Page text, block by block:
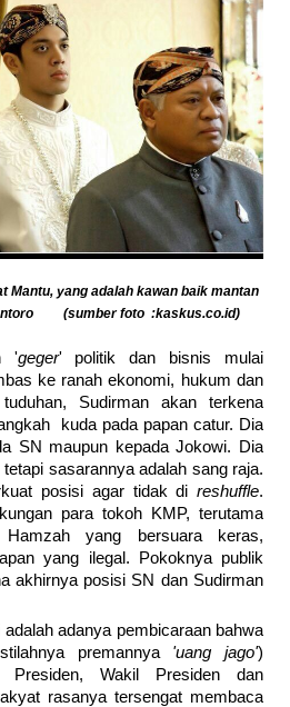
Mantu, yang adalah kawan baik mantan
(sumber foto :kaskus.co.id)
'geger' politik dan bisnis mulai
ke ranah ekonomi, hukum dan
Sudirman akan terkena
kuda pada papan catur. Dia
SN maupun kepada Jokowi. Dia
sasarannya adalah sang raja.
posisi agar tidak di reshuffle.
para tokoh KMP, terutama
yang bersuara keras,
yang ilegal. Pokoknya publik
akhirnya posisi SN dan Sudirman
adanya pembicaraan bahwa
premannya 'uang jago')
Presiden, Wakil Presiden dan
rasanya tersengat membaca